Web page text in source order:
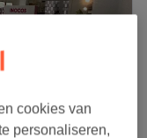
cookies van
personaliseren,